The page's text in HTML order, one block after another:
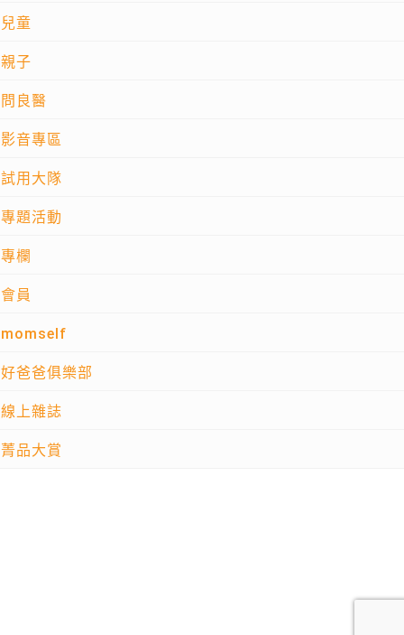
兒童
親子
問良醫
影音專區
試用大隊
專題活動
專欄
會員
momself
好爸爸俱樂部
線上雜誌
菁品大賞